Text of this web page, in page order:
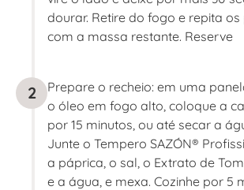
dourar. Retire do fogo e repita
com a massa restante. Reserve
2
Prepare o recheio: em uma
o óleo em fogo alto, coloque a
por 15 minutos, ou até secar a
Junte o Tempero SAZÓN®
a páprica, o sal, o Extrato de
e a água, e mexa. Cozinhe por 5